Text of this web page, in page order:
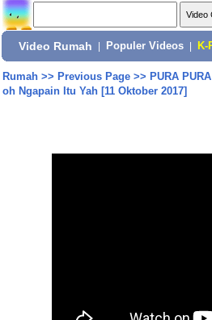
Video Rumah Populer Videos K-
Rumah>> Previous Page>> PURA
oh Ngapain Itu Yah [11 Oktober 2017]